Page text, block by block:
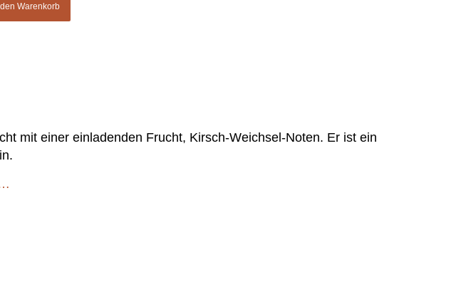
Warenkorb
mit einer einladenden Frucht, Kirsch-Weichsel-Noten. Er ist ein